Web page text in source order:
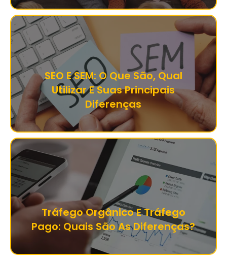
SEO E SEM: O Que São, Qual
Utilizar E Suas Principais
Diferenças
Tráfego Orgânico E Tráfego
Pago: Quais São As Diferenças?